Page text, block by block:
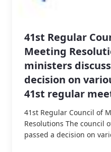
41st Regular
Meeting
ministers
decision on
41st regular
41st Regular Council of
Resolutions The council
passed a decision on